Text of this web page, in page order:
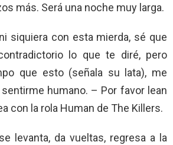
más. Será una noche muy larga.
siquiera con esta mierda, sé que
lo que te diré, pero
que esto (señala su lata), me
sentirme humano. – Por favor lean
con la rola Human de The Killers.
levanta, da vueltas, regresa a la